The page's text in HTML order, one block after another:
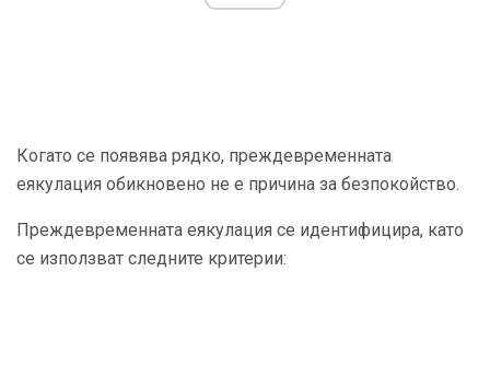
Когато се появява рядко, преждевременната
еякулация обикновено не е причина за безпокойство.
Преждевременната еякулация се идентифицира, като
се използват следните критерии: